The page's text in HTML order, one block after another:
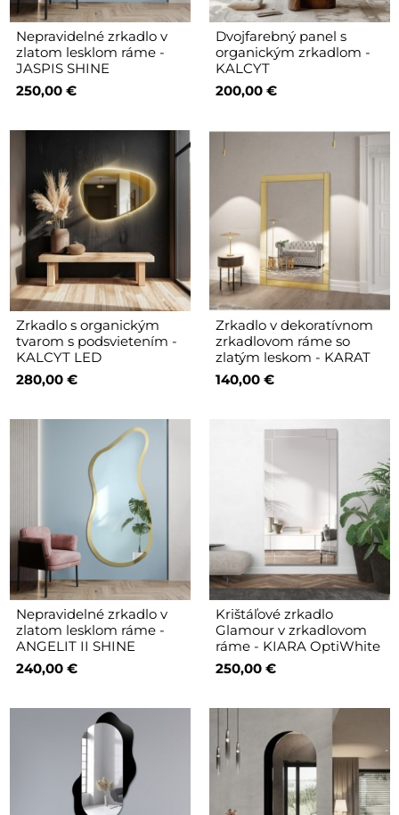
Nepravidelné zrkadlo v
zlatom lesklom ráme -
JASPIS SHINE
250,00 €
Dvojfarebný panel s
organickým zrkadlom -
KALCYT
200,00 €
Zrkadlo s organickým
tvarom s podsvietením -
KALCYT LED
280,00 €
Zrkadlo v dekoratívnom
zrkadlovom ráme so
zlatým leskom - KARAT
140,00 €
Nepravidelné zrkadlo v
zlatom lesklom ráme -
ANGELIT II SHINE
240,00 €
Krištáľové zrkadlo
Glamour v zrkadlovom
ráme - KIARA OptiWhite
250,00 €